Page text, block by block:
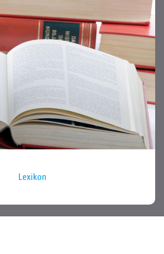
Lexikon